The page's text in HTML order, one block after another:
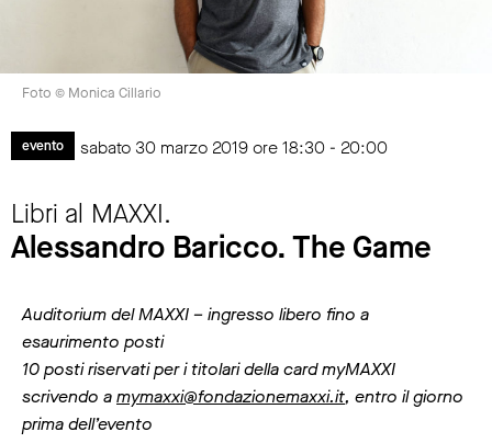
Foto © Monica Cillario
evento sabato 30 marzo 2019 ore 18:30 - 20:00
Libri al MAXXI.
Alessandro Baricco. The Game
Auditorium del MAXXI – ingresso libero fino a
esaurimento posti
10 posti riservati per i titolari della card myMAXXI
scrivendo amymaxxi@fondazionemaxxi.it, entro il giorno
prima dell’evento